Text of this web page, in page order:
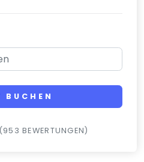
BUCHEN
BEWERTUNGEN)